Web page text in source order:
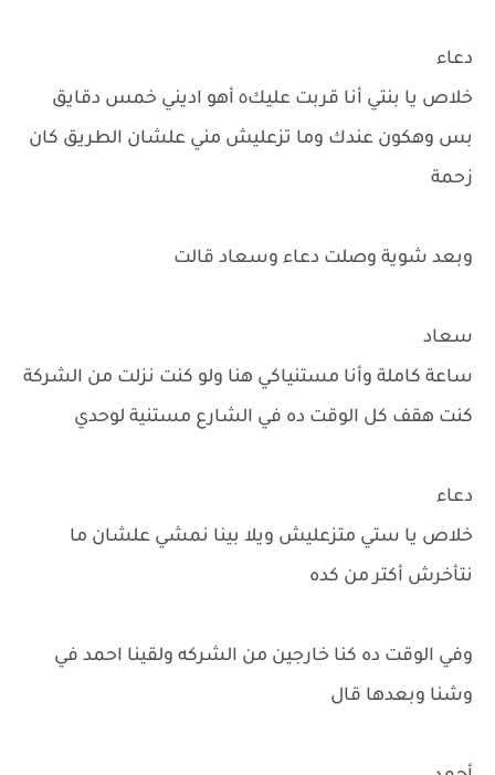
دعاء
خلاص يا بنتي أنا قربت عليك٥ أهو اديني خمس دقايق
بس وهكون عندك وما تزعليش مني علشان الطريق كان
زحمة
وبعد شوية وصلت دعاء وسعاد قالت
سعاد
ساعة كاملة وأنا مستنياكي هنا ولو كنت نزلت من الشركة
كنت هقف كل الوقت ده في الشارع مستنية لوحدي
دعاء
خلاص يا ستي متزعليش ويلا بينا نمشي علشان ما
نتأخرش أكتر من كده
وفي الوقت ده كنا خارجين من الشركه ولقينا احمد في
وشنا وبعدها قال